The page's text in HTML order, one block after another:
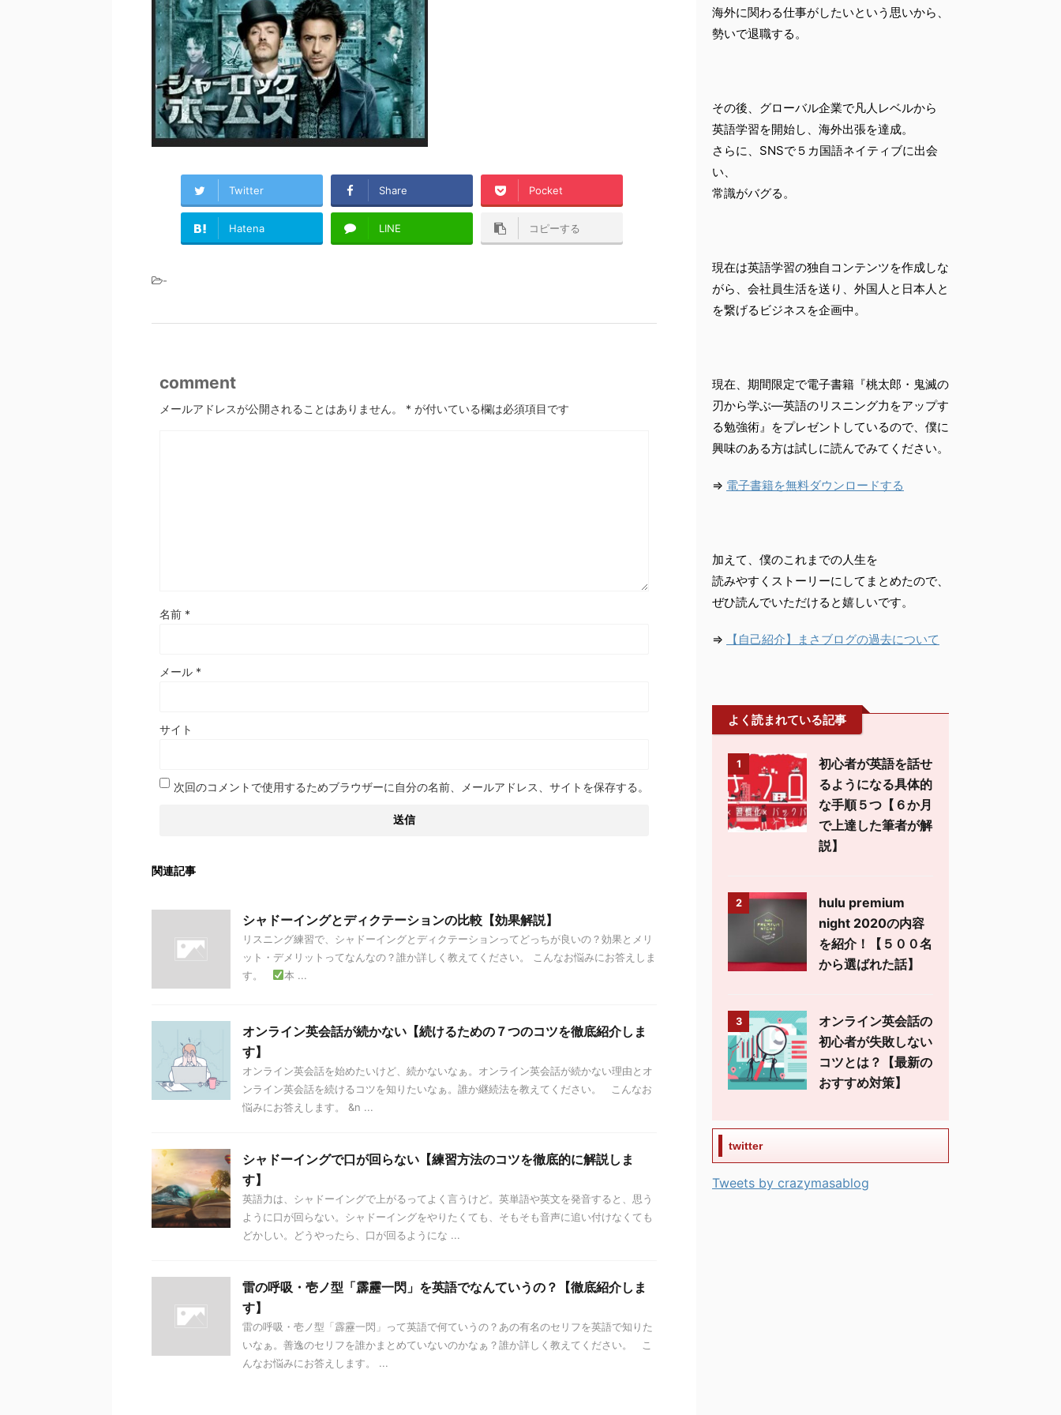
Twitter Share Pocket
Hatena LINE コピーする
-
comment
メールアドレスが公開されることはありません。 * が付いている欄は必須項目です
名前 *
メール *
サイト
次回のコメントで使用するためブラウザーに自分の名前、メールアドレス、サイトを保存する。
関連記事
シャドーイングとディクテーションの比較【効果解説】
リスニング練習で、シャドーイングとディクテーションってどっちが良いの？効果とメリ
ット・デメリットってなんなの？誰か詳しく教えてください。 こんなお悩みにお答えしま
す。
本 ...
オンライン英会話が続かない【続けるための７つのコツを徹底紹介しま
す】
オンライン英会話を始めたいけど、続かないなぁ。オンライン英会話が続かない理由とオ
ンライン英会話を続けるコツを知りたいなぁ。誰か継続法を教えてください。 こんなお
悩みにお答えします。 &n ...
シャドーイングで口が回らない【練習方法のコツを徹底的に解説しま
す】
英語力は、シャドーイングで上がるってよく言うけど。英単語や英文を発音すると、思う
ように口が回らない。シャドーイングをやりたくても、そもそも音声に追い付けなくても
どかしい。どうやったら、口が回るようにな ...
雷の呼吸・壱ノ型「霹靂一閃」を英語でなんていうの？【徹底紹介しま
す】
雷の呼吸・壱ノ型「霹靂一閃」って英語で何ていうの？あの有名のセリフを英語で知りた
いなぁ。善逸のセリフを誰かまとめていないのかなぁ？誰か詳しく教えてください。 こ
んなお悩みにお答えします。 ...
海外に関わる仕事がしたいという思いから、
勢いで退職する。
その後、グローバル企業で凡人レベルから
英語学習を開始し、海外出張を達成。
さらに、SNSで５カ国語ネイティブに出会
い、
常識がバグる。
現在は英語学習の独自コンテンツを作成しな
がら、会社員生活を送り、外国人と日本人と
を繋げるビジネスを企画中。
現在、期間限定で電子書籍『桃太郎・鬼滅の
刃から学ぶ―英語のリスニング力をアップす
る勉強術』をプレゼントしているので、僕に
興味のある方は試しに読んでみてください。
⇒ 電子書籍を無料ダウンロードする
加えて、僕のこれまでの人生を
読みやすくストーリーにしてまとめたので、
ぜひ読んでいただけると嬉しいです。
⇒ 【自己紹介】まさブログの過去について
よく読まれている記事
1
初心者が英語を話せ
るようになる具体的
な手順５つ【６か月
で上達した筆者が解
説】
2
hulu premium
night 2020の内容
を紹介！【５００名
から選ばれた話】
3
オンライン英会話の
初心者が失敗しない
コツとは？【最新の
おすすめ対策】
twitter
Tweets by crazymasablog